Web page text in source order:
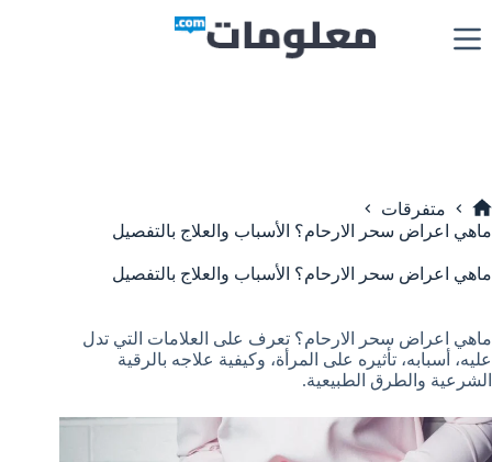
إلى
المحتوى
الرئيسية
متفرقات
ماهي اعراض سحر الارحام؟ الأسباب والعلاج بالتفصيل
ماهي اعراض سحر الارحام؟ الأسباب والعلاج بالتفصيل
ماهي اعراض سحر الارحام؟ تعرف على العلامات التي تدل
عليه، أسبابه، تأثيره على المرأة، وكيفية علاجه بالرقية
الشرعية والطرق الطبيعية.